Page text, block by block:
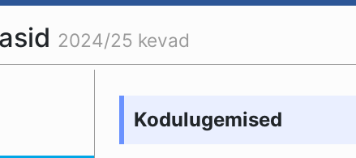
2024/25 kevad
Kodulugemised